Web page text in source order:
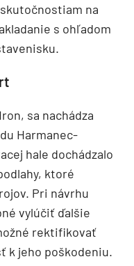
na
s ohľadom
sa nachádza
Harmanec-
hale dochádzalo
ktoré
Pri návrhu
vylúčiť ďalšie
rektifikovať
k jeho poškodeniu.